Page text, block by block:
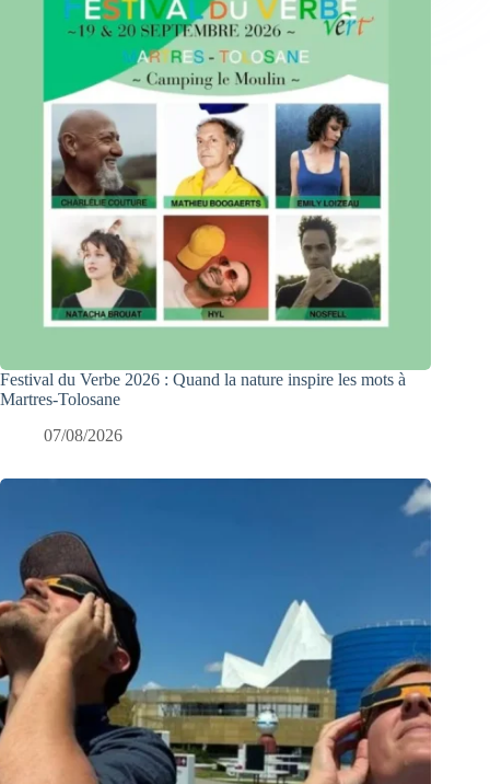
Festival du Verbe 2026 : Quand la nature inspire les mots à
Martres-Tolosane
07/08/2026